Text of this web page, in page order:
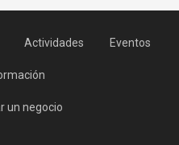
Actividades Eventos
un negocio